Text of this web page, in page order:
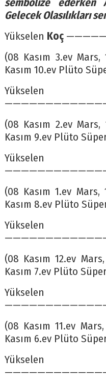
sembolize ederken
Gelecek Olasılıkları
Yükselen Koç
(08 Kasım 3.ev Mars,
Kasım 10.ev Plüto
(08 Kasım 2.ev Mars,
Kasım 9.ev Plüto
(08 Kasım 1.ev Mars,
Kasım 8.ev Plüto
(08 Kasım 12.ev
Kasım 7.ev Plüto
(08 Kasım 11.ev
Kasım 6.ev Plüto